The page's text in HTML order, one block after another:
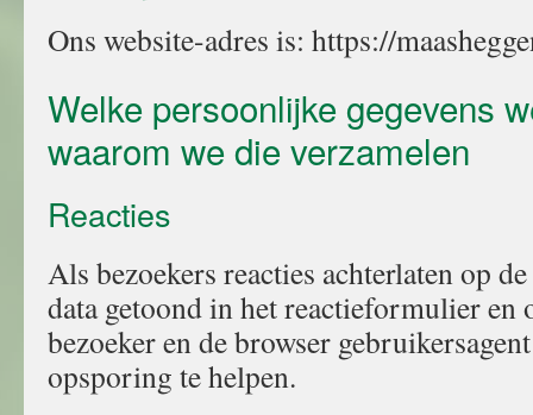
Ons website-adres is: https://
Welke persoonlijke gegevens
waarom we die verzamelen
Reacties
Als bezoekers reacties achterlaten op
data getoond in het reactieformulier en
bezoeker en de browser
opsporing te helpen.